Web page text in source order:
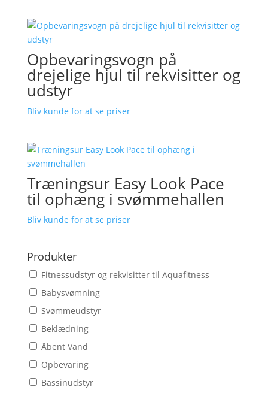
Opbevaringsvogn på
drejelige hjul til rekvisitter og
udstyr
Bliv kunde for at se priser
Træningsur Easy Look Pace
til ophæng i svømmehallen
Bliv kunde for at se priser
Produkter
Fitnessudstyr og rekvisitter til Aquafitness
Babysvømning
Svømmeudstyr
Beklædning
Åbent Vand
Opbevaring
Bassinudstyr